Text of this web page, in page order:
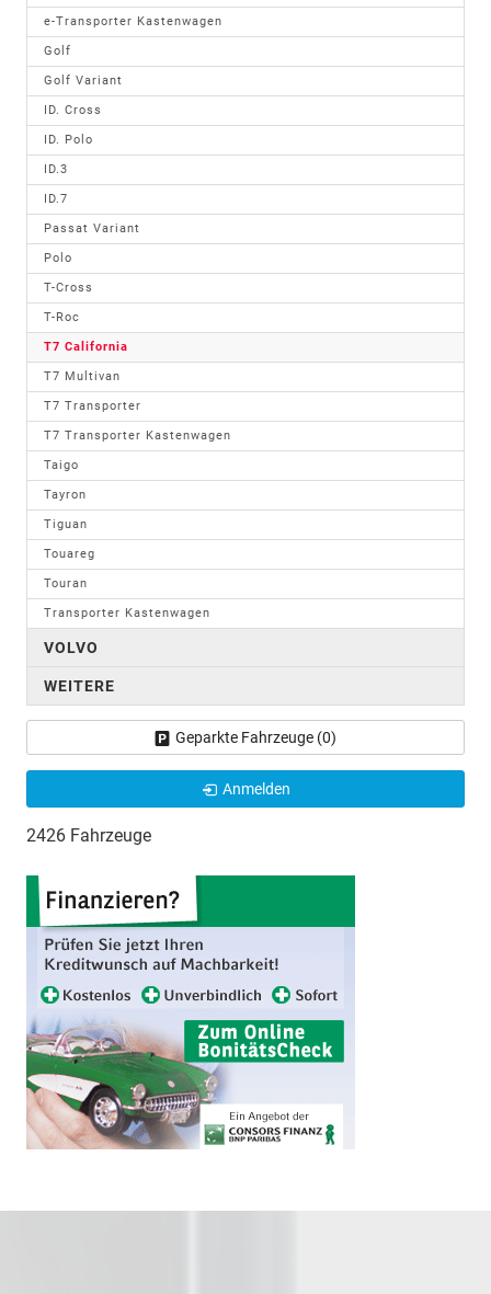
e-Transporter Kastenwagen
Golf
Golf Variant
ID. Cross
ID. Polo
ID.3
ID.7
Passat Variant
Polo
T-Cross
T-Roc
T7 California
T7 Multivan
T7 Transporter
T7 Transporter Kastenwagen
Taigo
Tayron
Tiguan
Touareg
Touran
Transporter Kastenwagen
VOLVO
WEITERE
Geparkte Fahrzeuge (0)
Anmelden
2426 Fahrzeuge